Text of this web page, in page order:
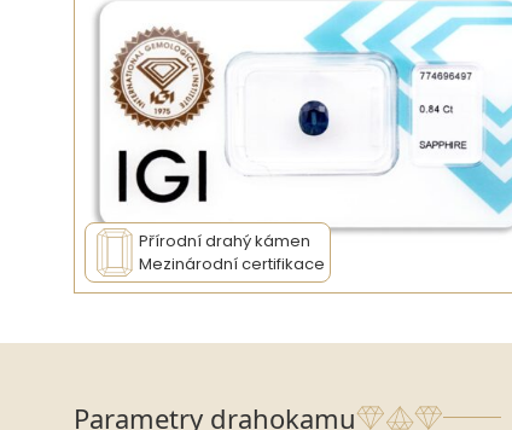
Přírodní drahý kámen
Mezinárodní certifikace
Parametry drahokamu